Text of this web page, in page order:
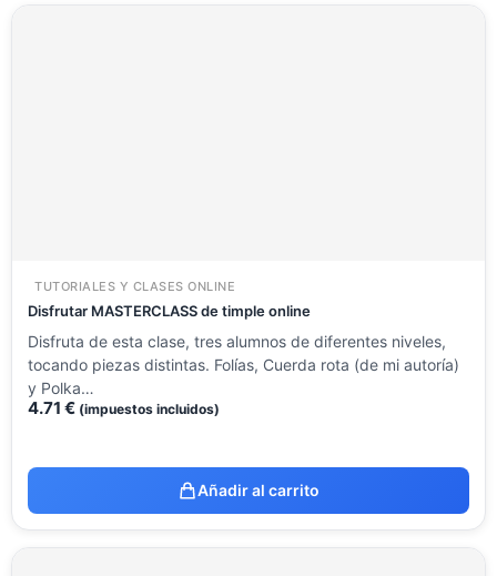
TUTORIALES Y CLASES ONLINE
Disfrutar MASTERCLASS de timple online
Disfruta de esta clase, tres alumnos de diferentes niveles,
tocando piezas distintas. Folías, Cuerda rota (de mi autoría)
y Polka…
4.71 € (impuestos incluidos)
Añadir al carrito